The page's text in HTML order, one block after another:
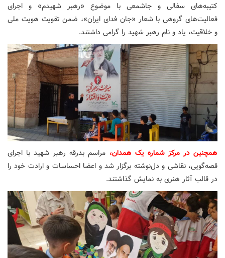
کتیبه‌های سفالی و جاشمعی با موضوع «رهبر شهیدم» و اجرای
فعالیت‌های گروهی با شعار «جان فدای ایران»، ضمن تقویت هویت ملی
و خلاقیت، یاد و نام رهبر شهید را گرامی داشتند.
همچنین در مرکز شماره یک همدان، مراسم بدرقه رهبر شهید با اجرای
قصه‌گویی، نقاشی و دل‌نوشته برگزار شد و اعضا احساسات و ارادت خود را
در قالب آثار هنری به نمایش گذاشتند.